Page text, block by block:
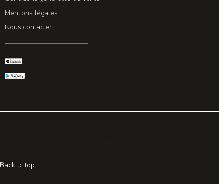
Mentions légales
Nous contacter
Back to top